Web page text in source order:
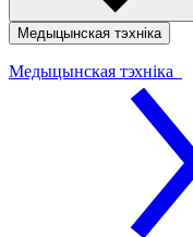
Медыцынская тэхніка
Медыцынская тэхніка